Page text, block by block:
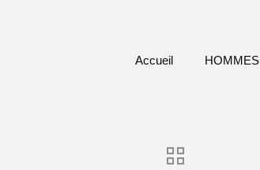
Accueil HOMMES